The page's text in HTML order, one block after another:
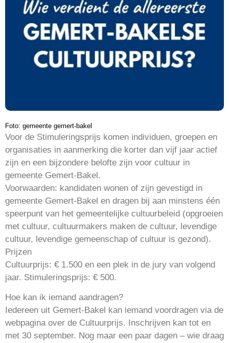
Foto: gemeente gemert-bakel
Voor de Stimuleringsprijs komen individuen, groepen en
organisaties in aanmerking die korter dan vijf jaar actief
zijn en een bijzondere belofte zijn voor cultuur in
gemeente Gemert-Bakel.
Voorwaarden: kandidaten wonen of zijn gevestigd in
gemeente Gemert-Bakel en dragen bij aan minstens één
speerpunt van het gemeentelijke cultuurbeleid (opgroeien
met cultuur, cultuurmakers maken de cultuur, levendige
cultuur, levendige gemeenschap of cultuur is gezond).
Prijzen
Cultuurprijs: € 1.500 en een plek in de jury van volgend
jaar. Stimuleringsprijs: € 500.
Hoe kan ik iemand aandragen?
Iedereen uit Gemert-Bakel kan iemand voordragen via de
webpagina over de Cultuurprijs. Inschrijven kan tot en
met 30 september. Nog maar een paar dagen – wie draag